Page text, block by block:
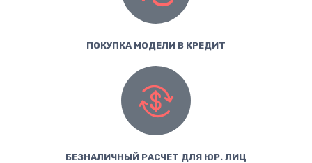
ПОКУПКА МОДЕЛИ В КРЕДИТ
БЕЗНАЛИЧНЫЙ РАСЧЕТ ДЛЯ ЮР. ЛИЦ